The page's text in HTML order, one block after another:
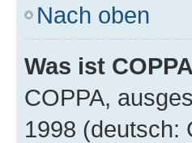
Nach oben
Was ist
COPPA,
1998 (deutsch: